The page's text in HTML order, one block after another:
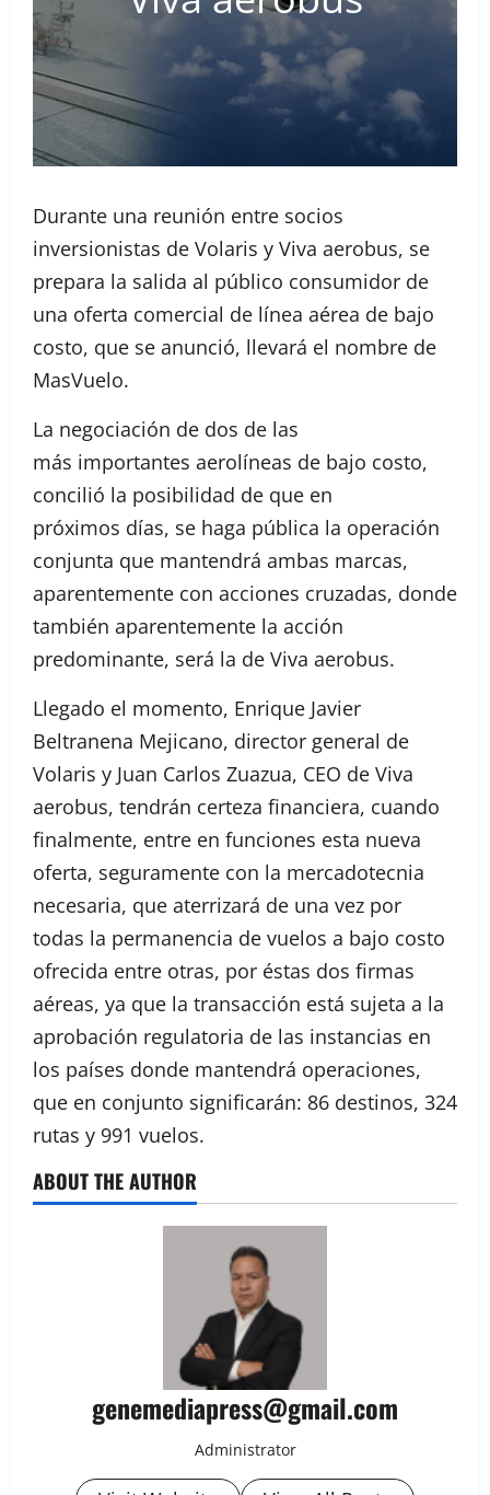
Durante una reunión entre socios
inversionistas de Volaris y Viva aerobus, se
prepara la salida al público consumidor de
una oferta comercial de línea aérea de bajo
costo, que se anunció, llevará el nombre de
MasVuelo.
La negociación de dos de las
más importantes aerolíneas de bajo costo,
concilió la posibilidad de que en
próximos días, se haga pública la operación
conjunta que mantendrá ambas marcas,
aparentemente con acciones cruzadas, donde
también aparentemente la acción
predominante, será la de Viva aerobus.
Llegado el momento, Enrique Javier
Beltranena Mejicano, director general de
Volaris y Juan Carlos Zuazua, CEO de Viva
aerobus, tendrán certeza financiera, cuando
finalmente, entre en funciones esta nueva
oferta, seguramente con la mercadotecnia
necesaria, que aterrizará de una vez por
todas la permanencia de vuelos a bajo costo
ofrecida entre otras, por éstas dos firmas
aéreas, ya que la transacción está sujeta a la
aprobación regulatoria de las instancias en
los países donde mantendrá operaciones,
que en conjunto significarán: 86 destinos, 324
rutas y 991 vuelos.
ABOUT THE AUTHOR
genemediapress@gmail.com
Administrator